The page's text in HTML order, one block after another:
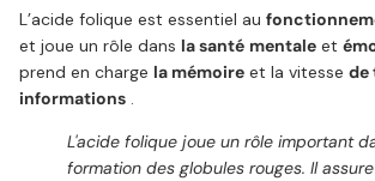
L’acide folique est essentiel au
et joue un rôle dans la santé mentale et
prend en charge la mémoire et la vitesse de
informations .
L'acide folique joue un rôle important
formation des globules rouges. Il